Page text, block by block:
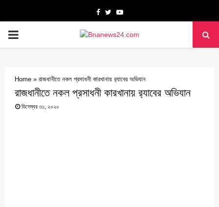
Facebook
TwitterYoutube
PRIMARY
Home » রাজধানীতে নকল প্রসাধনী কারখানায় র‌্যাবের অভিযান
রাজধানীতে নকল প্রসাধনী কারখানায় র‌্যাবের অভিযান
ডিসেম্বর ৩১, ২০২০